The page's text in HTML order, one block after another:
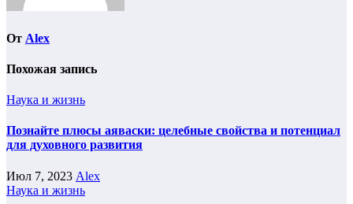
От Alex
Похожая запись
Наука и жизнь
Познайте плюсы аяваски: целебные свойства и потенциал
для духовного развития
Июл 7, 2023 Alex
Наука и жизнь